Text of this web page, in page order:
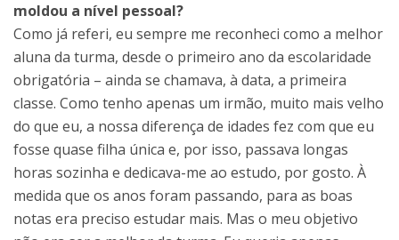
moldou a nível pessoal?
Como já referi, eu sempre me reconheci como a melhor
aluna da turma, desde o primeiro ano da escolaridade
obrigatória – ainda se chamava, à data, a primeira
classe. Como tenho apenas um irmão, muito mais velho
do que eu, a nossa diferença de idades fez com que eu
fosse quase filha única e, por isso, passava longas
horas sozinha e dedicava-me ao estudo, por gosto. À
medida que os anos foram passando, para as boas
notas era preciso estudar mais. Mas o meu objetivo